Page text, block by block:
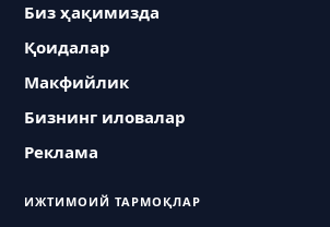
Биз ҳақимизда
Қоидалар
Макфийлик
Бизнинг иловалар
Реклама
ИЖТИМОИЙ ТАРМОҚЛАР